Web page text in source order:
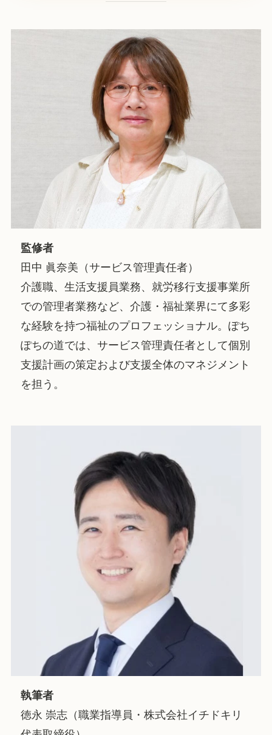
監修者
田中 眞奈美（サービス管理責任者）
介護職、生活支援員業務、就労移行支援事業所
での管理者業務など、介護・福祉業界にて多彩
な経験を持つ福祉のプロフェッショナル。ぽち
ぽちの道では、サービス管理責任者として個別
支援計画の策定および支援全体のマネジメント
を担う。
執筆者
徳永 崇志（職業指導員・株式会社イチドキリ